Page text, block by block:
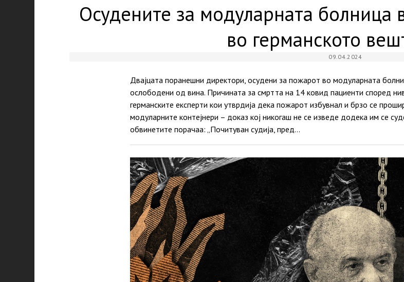
Осудените за модуларната болница
во германското
09.04.2024
Двајцата поранешни директори, осудени за пожарот во модуларната
ослободени од вина. Причината за смртта на 14 ковид пациенти според
германските експерти кои утврдија дека пожарот избувнал и брзо се
модуларните контејнери – доказ кој никогаш не се изведе додека им се
обвинетите порачаа: „Почитуван судија, пред…